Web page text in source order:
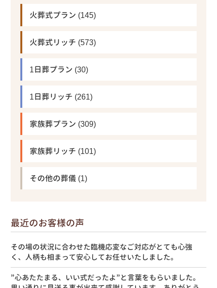
火葬式プラン (145)
火葬式リッチ (573)
1日葬プラン (30)
1日葬リッチ (261)
家族葬プラン (309)
家族葬リッチ (101)
その他の葬儀 (1)
最近のお客様の声
その場の状況に合わせた臨機応変なご対応がとても心強
く、人柄も相まって安心してお任せいたしました。
”心あたたまる、いい式だったよ”と言葉をもらいました。